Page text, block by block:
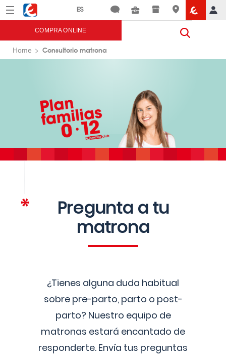
Menú Eroski
COMPRA ONLINE
Home Consultorio matrona
Pregunta a tu
matrona
¿Tienes alguna duda habitual
sobre pre-parto, parto o post-
parto? Nuestro equipo de
matronas estará encantado de
responderte. Envía tus preguntas